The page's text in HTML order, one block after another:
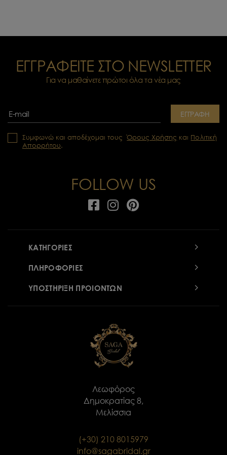
ΕΓΓΡΑΦΕΙΤΕ ΣΤΟ NEWSLETTER
Για να μαθαίνετε πρώτοι όλα τα νέα μας
ΕΓΓΡΑΦΗ
Συμφωνώ και αποδέχομαι τουςΌρους Χρήσης και Πολιτική
Απορρήτου.
FOLLOW US
ΚΑΤΗΓΟΡΙΕΣ
ΠΛΗΡΟΦΟΡΙΕΣ
ΥΠΟΣΤΗΡΙΞΗ ΠΡΟΙΟΝΤΩΝ
Λεωφόρος
Δημοκρατίας 8,
Μελίσσια
(+30) 210 8015979
info@sagabridal.gr